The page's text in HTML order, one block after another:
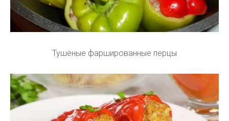
Тушёные фаршированные перцы